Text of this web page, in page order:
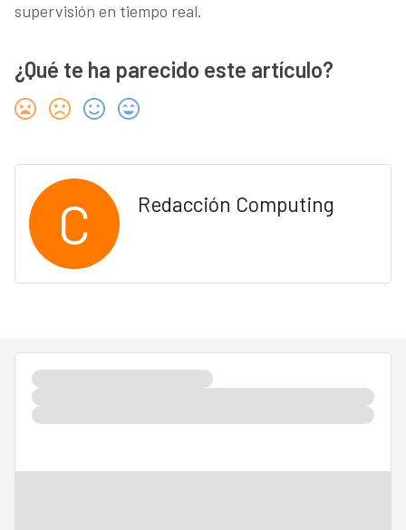
supervisión en tiempo real.
¿Qué te ha parecido este artículo?
C Redacción Computing